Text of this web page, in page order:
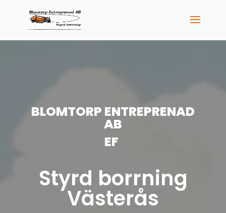
BLOMTORP ENTREPRENAD
AB
EXPER
Styrd borrning
Västerås